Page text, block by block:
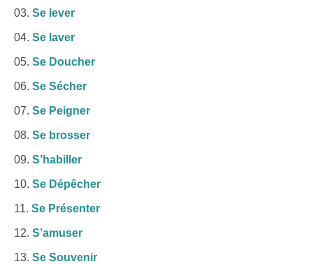
Se lever
Se laver
Se Doucher
Se Sécher
Se Peigner
Se brosser
S’habiller
Se Dépêcher
Se Présenter
S’amuser
Se Souvenir